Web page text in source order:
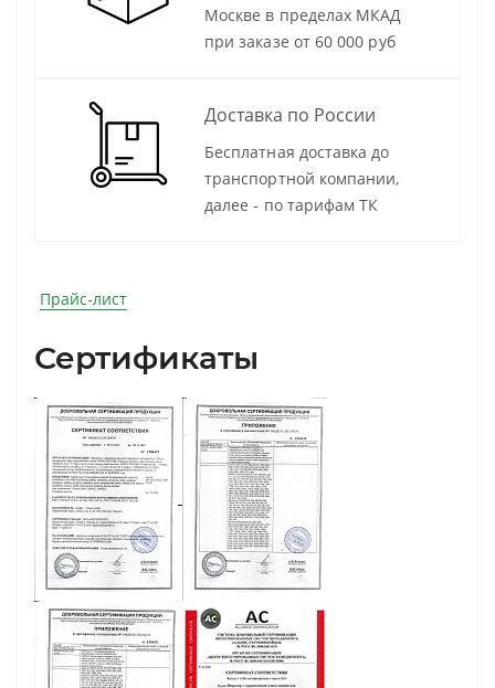
Москве в пределах МКАД
при заказе от 60 000 руб
Доставка по России
Бесплатная доставка до
транспортной компании,
далее - по тарифам ТК
Прайс-лист
Сертификаты